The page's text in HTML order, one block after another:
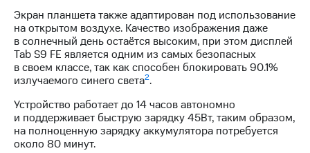
Экран планшета также адаптирован под использование
на открытом воздухе. Качество изображения даже
в солнечный день остаётся высоким, при этом дисплей
Tab S9 FE является одним из самых безопасных
в своем классе, так как способен блокировать 90.1%
излучаемого синего света2.
Устройство работает до 14 часов автономно
и поддерживает быструю зарядку 45Вт, таким образом,
на полноценную зарядку аккумулятора потребуется
около 80 минут.